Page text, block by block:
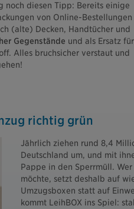
noch diesen Tipp: Bereits einige
von Online-Bestellungen
(alte) Decken, Handtücher und
Gegenstände und als Ersatz für
Alles bruchsicher verstaut und
richtig grün
Jährlich ziehen rund 8,4
Deutschland um, und mit
Pappe in den Sperrmüll.
möchte, setzt deshalb auf
Umzugsboxen statt auf
kommt LeihBOX ins Spiel: